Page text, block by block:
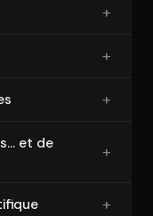
+
+
+
et de
+
+